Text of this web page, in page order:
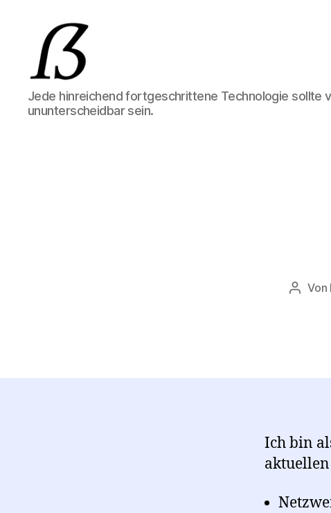
Mark
Bröcker
IT-
Jede hinreichend fortgeschrittene Technologie sollte
ununterscheidbar sein.
Von
Ich bin